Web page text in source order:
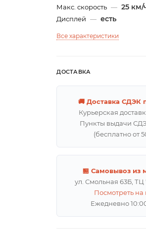
Макс. скорость — 25 км/
Дисплей — есть
Все характеристики
ДОСТАВКА
🚚 Доставка СДЭК
Курьерская
Пункты выдачи
(бесплатно от
🏪 Самовывоз из
ул. Смольная 63Б,
Посмотреть на
Ежедневно